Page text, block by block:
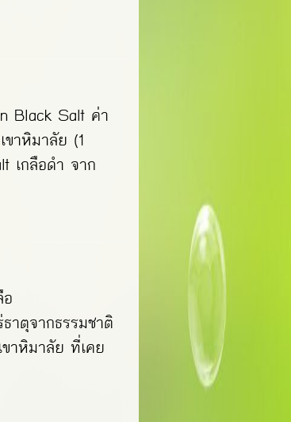
Black Salt ค่า
ขาหิมาลัย (1
เกลือดำ จาก
าตุจากธรรมชาติ
าหิมาลัย ที่เคย